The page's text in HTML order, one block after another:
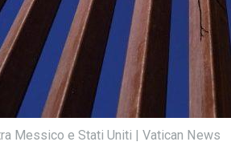
Messico e Stati Uniti | Vatican News